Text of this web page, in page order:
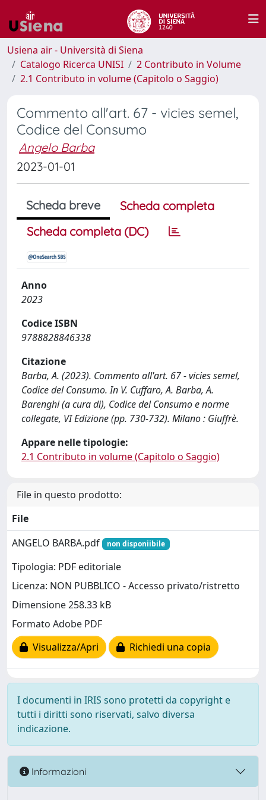
Usiena air - Università di Siena
Catalogo Ricerca UNISI
2 Contributo in Volume
2.1 Contributo in volume (Capitolo o Saggio)
Commento all'art. 67 - vicies semel,
Codice del Consumo
Angelo Barba
2023-01-01
Scheda breve
Scheda completa
Scheda completa (DC)
Anno
2023
Codice ISBN
9788828846338
Citazione
Barba, A. (2023). Commento all'art. 67 - vicies semel,
Codice del Consumo. In V. Cuffaro, A. Barba, A.
Barenghi (a cura di), Codice del Consumo e norme
collegate, VI Edizione (pp. 730-732). Milano : Giuffrè.
Appare nelle tipologie:
2.1 Contributo in volume (Capitolo o Saggio)
File in questo prodotto:
File
ANGELO BARBA.pdf
non disponiibile
Tipologia: PDF editoriale
Licenza: NON PUBBLICO - Accesso privato/ristretto
Dimensione 258.33 kB
Formato Adobe PDF
Visualizza/Apri
Richiedi una copia
I documenti in IRIS sono protetti da copyright e
tutti i diritti sono riservati, salvo diversa
indicazione.
Informazioni